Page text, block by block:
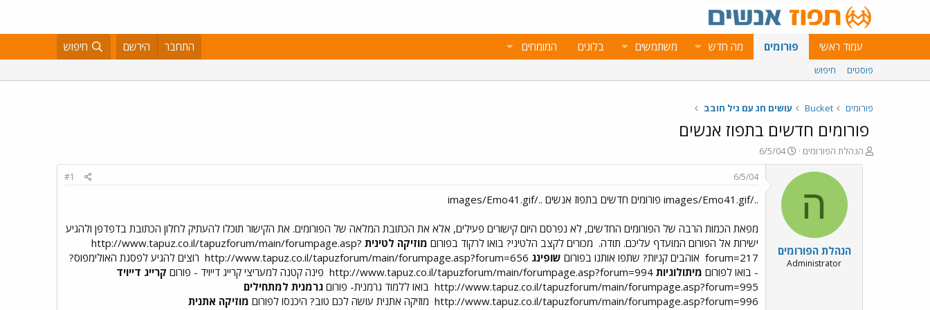
עמוד ראשי פורומים מה חדש משתמשים בלוגים המומחים התחבר הירשם חיפוש
פוסטים חיפוש
פורומים Bucket עושים חג עם גיל חובב
פורומים חדשים בתפוז אנשים
פ
ו
הנהלת הפורומים
פ
ו
ס
ם
ב
ת
ר
6/5/04
ה
הנהלת הפורומים
Administrator
6/5/04
#1
../images/Emo41.gif פורומים חדשים בתפוז אנשים ../images/Emo41.gif
מפאת הכמות הרבה של הפורומים החדשים, לא נפרסם היום קישורים פעילים, אלא את הכתובת המלאה של הפורומים. את הקישור תוכלו להעתיק לחלון הכתובת בדפדפן ולהגיע
ישירות אל הפורום המועדף עליכם. תודה. מכורים לקצב הלטיני? בואו לרקוד בפורום מוזיקה לטינית http://www.tapuz.co.il/tapuzforum/main/forumpage.asp?
forum=217 אוהבים קניות? שתפו אותנו בפורום שופינג http://www.tapuz.co.il/tapuzforum/main/forumpage.asp?forum=656 רוצים להגיע לפסגת האולימפוס?
- בואו לפורום מיתולוגיות פינה קטנה למעריצי קרייג דייויד - פורום קרייג דייויד
http://www.tapuz.co.il/tapuzforum/main/forumpage.asp?forum=995 בואו ללמוד גרמנית- פורום גרמנית למתחילים
http://www.tapuz.co.il/tapuzforum/main/forumpage.asp?forum=996 מוזיקה אתנית עושה לכם טוב? היכנסו לפורום מוזיקה אתנית